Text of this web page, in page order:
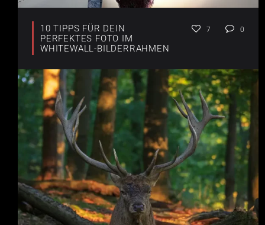
10 TIPPS FÜR DEIN
PERFEKTES FOTO IM
WHITEWALL-BILDERRAHMEN
7 0